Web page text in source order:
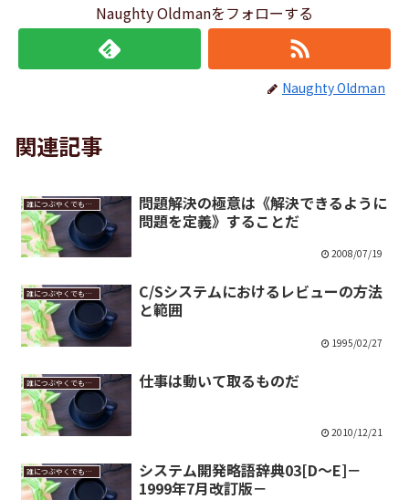
Naughty Oldmanをフォローする
Naughty Oldman
関連記事
誰につぶやくでもなく
問題解決の極意は《解決できるように
問題を定義》することだ
2008/07/19
誰につぶやくでもなく
C/Sシステムにおけるレビューの方法
と範囲
1995/02/27
誰につぶやくでもなく 仕事は動いて取るものだ
2010/12/21
誰につぶやくでもなく
システム開発略語辞典03[D～E]－
1999年7月改訂版－